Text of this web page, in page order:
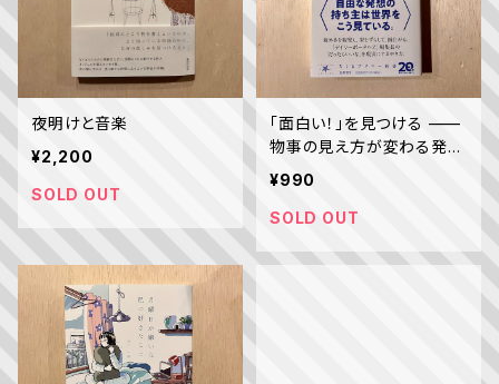
夜明けと音楽
¥2,200
SOLD OUT
「面白い！」を見つける ——
物事の見え方が変わる発想
法／林 雄司
¥990
SOLD OUT